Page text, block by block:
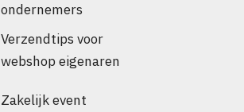
ondernemers
Verzendtips voor
webshop eigenaren
Zakelijk event